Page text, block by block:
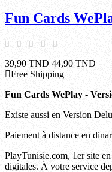
Fun Cards
39,90 TND 44,90 TND
Free Shipping
Fun Cards WePlay -
Existe aussi en Version
Paiement à distance en
PlayTunisie.com, 1er site
digitales. À votre service